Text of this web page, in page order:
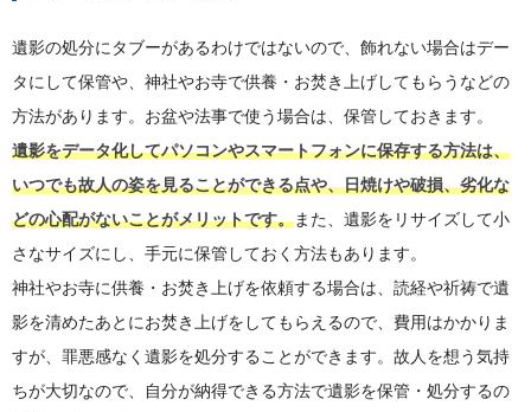
遺影の処分にタブーがあるわけではないので、飾れない場合はデー
タにして保管や、神社やお寺で供養・お焚き上げしてもらうなどの
方法があります。お盆や法事で使う場合は、保管しておきます。
遺影をデータ化してパソコンやスマートフォンに保存する方法は、
いつでも故人の姿を見ることができる点や、日焼けや破損、劣化な
どの心配がないことがメリットです。また、遺影をリサイズして小
さなサイズにし、手元に保管しておく方法もあります。
神社やお寺に供養・お焚き上げを依頼する場合は、読経や祈祷で遺
影を清めたあとにお焚き上げをしてもらえるので、費用はかかりま
すが、罪悪感なく遺影を処分することができます。故人を想う気持
ちが大切なので、自分が納得できる方法で遺影を保管・処分するの